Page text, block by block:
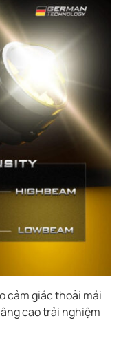
cảm giác thoải mái
cao trải nghiệm